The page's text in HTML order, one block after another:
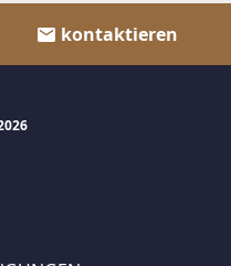
kontaktieren